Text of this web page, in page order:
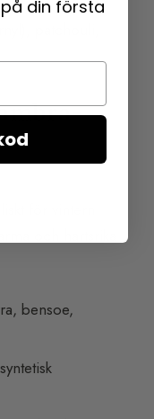
för vintern
och hartsrika
bensoe,
din första